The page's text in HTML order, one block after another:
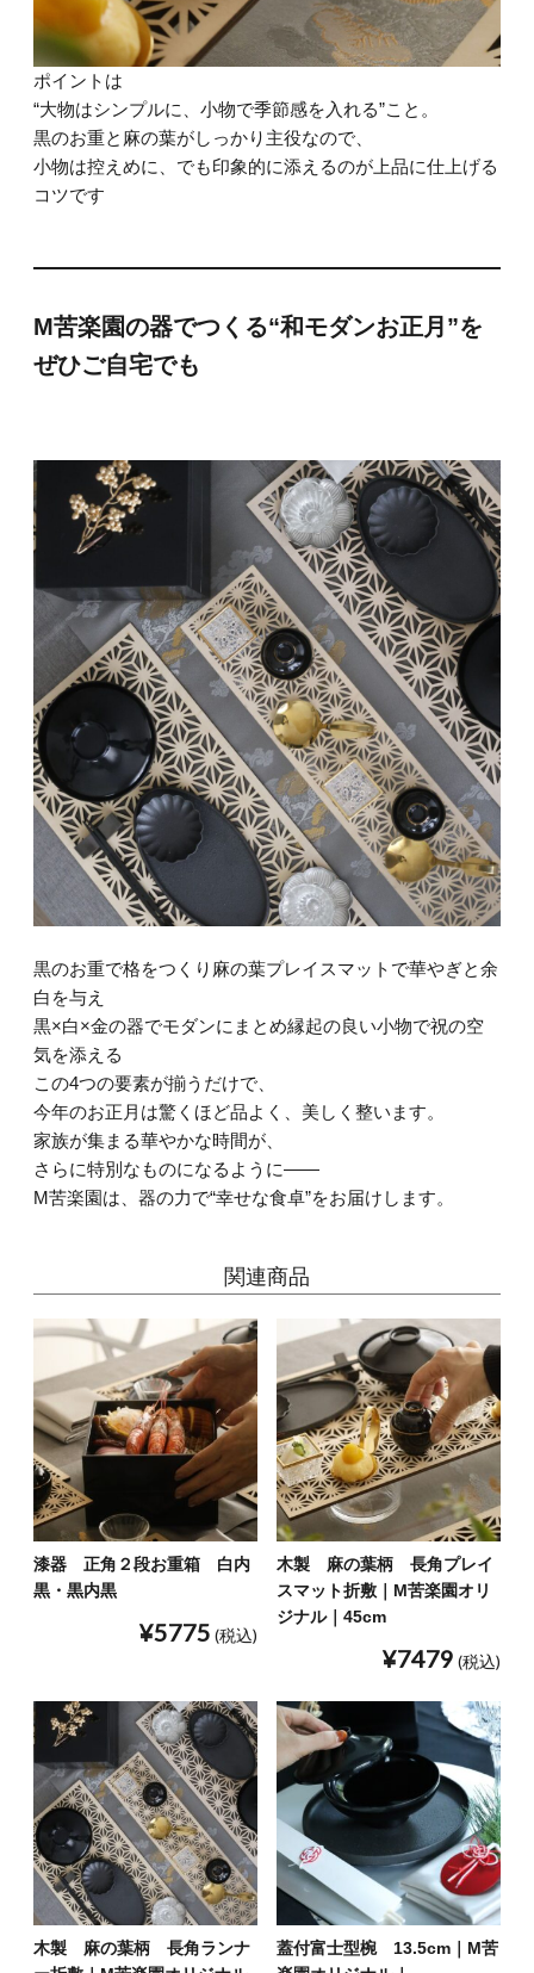
ポイントは
“大物はシンプルに、小物で季節感を入れる”こと。
黒のお重と麻の葉がしっかり主役なので、
小物は控えめに、でも印象的に添えるのが上品に仕上げる
コツです
M苦楽園の器でつくる“和モダンお正月”を
ぜひご自宅でも
黒のお重で格をつくり麻の葉プレイスマットで華やぎと余
白を与え
黒×白×金の器でモダンにまとめ縁起の良い小物で祝の空
気を添える
この4つの要素が揃うだけで、
今年のお正月は驚くほど品よく、美しく整います。
家族が集まる華やかな時間が、
さらに特別なものになるように——
M苦楽園は、器の力で“幸せな食卓”をお届けします。
関連商品
漆器 正角２段お重箱 白内
黒・黒内黒
¥5775 (税込)
木製 麻の葉柄 長角プレイ
スマット折敷｜M苦楽園オリ
ジナル｜45cm
¥7479 (税込)
木製 麻の葉柄 長角ランナ
蓋付富士型椀 13.5cm｜M苦